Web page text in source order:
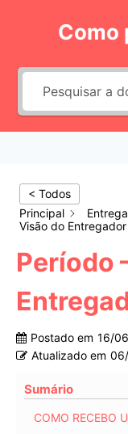
Conteúdo
Como
< Todos
Principal
Visão do Entregador
Período
Postado em 16/
Atualizado em
Sumário
COMO RECEBO